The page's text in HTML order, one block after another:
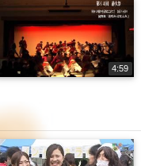
4:59